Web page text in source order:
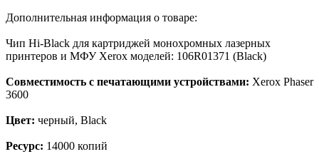
Дополнительная информация о товаре:
Чип Hi-Black для картриджей монохромных лазерных
принтеров и МФУ Xerox моделей: 106R01371 (Black)
Совместимость с печатающими устройствами: Xerox Phaser
3600
Цвет: черный, Black
Ресурс: 14000 копий